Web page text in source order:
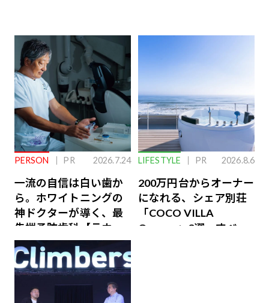
PERSON PR 2026.7.24
一流の自信は白い歯か
ら。ホワイトニングの
神ドクターが導く、最
先端予防歯科【ラウン
ジ会員特典あり】
LIFESTYLE PR 2026.8.6
200万円台からオーナー
になれる、シェア別荘
「COCO VILLA
Owners」3選。すべて